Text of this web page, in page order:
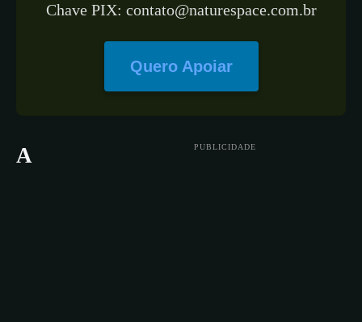
Chave PIX: contato@naturespace.com.br
Quero Apoiar
PUBLICIDADE
A